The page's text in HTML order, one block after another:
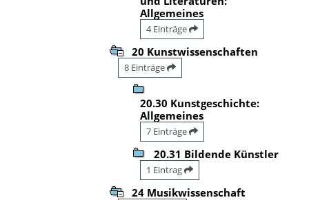
Allgemeines
4 Einträge
20 Kunstwissenschaften
8 Einträge
20.30 Kunstgeschichte:
Allgemeines
7 Einträge
20.31 Bildende Künstler
1 Eintrag
24 Musikwissenschaft